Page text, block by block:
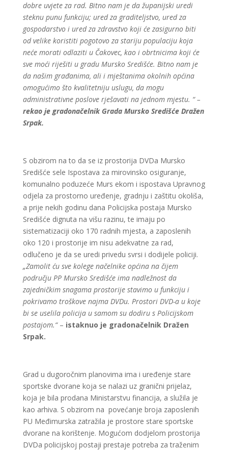
dobre uvjete za rad. Bitno nam je da županijski uredi
steknu punu funkciju; ured za graditeljstvo, ured za
gospodarstvo i ured za zdravstvo koji će zasigurno biti
od velike koristiti pogotovo za stariju populaciju koja
neće morati odlaziti u Čakovec, kao i obrtnicima koji će
sve moći riješiti u gradu Mursko Središće. Bitno nam je
da našim građanima, ali i mještanima okolnih općina
omogućimo što kvalitetniju uslugu, da mogu
administrativne poslove rješavati na jednom mjestu. “ –
rekao je gradonačelnik Grada Mursko Središće Dražen
Srpak.
S obzirom na to da se iz prostorija DVDa Mursko
Središće sele Ispostava za mirovinsko osiguranje,
komunalno poduzeće Murs ekom i ispostava Upravnog
odjela za prostorno uređenje, gradnju i zaštitu okoliša,
a prije nekih godinu dana Policijska postaja Mursko
Središće dignuta na višu razinu, te imaju po
sistematizaciji oko 170 radnih mjesta, a zaposlenih
oko 120 i prostorije im nisu adekvatne za rad,
odlučeno je da se uredi privedu svrsi i dodijele policiji.
„Zamolit ću sve kolege načelnike općina na čijem
području PP Mursko Središće ima nadležnost da
zajedničkim snagama prostorije stavimo u funkciju i
pokrivamo troškove najma DVDu. Prostori DVD-a u koje
bi se uselila policija u samom su dodiru s Policijskom
postajom.“– istaknuo je gradonačelnik Dražen
Srpak.
Grad u dugoročnim planovima ima i uređenje stare
sportske dvorane koja se nalazi uz granični prijelaz,
koja je bila prodana Ministarstvu financija, a služila je
kao arhiva. S obzirom na povećanje broja zaposlenih
PU Međimurska zatražila je prostore stare sportske
dvorane na korištenje. Mogućom dodjelom prostorija
DVDa policijskoj postaji prestaje potreba za traženim